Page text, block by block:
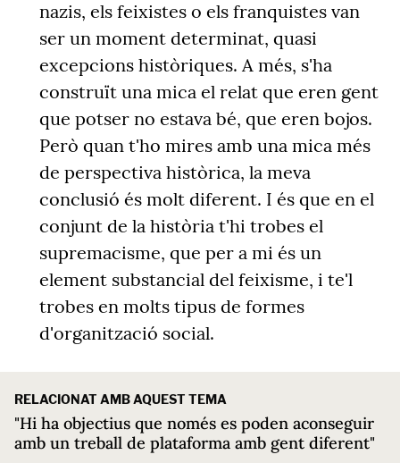
nazis, els feixistes o els franquistes van
ser un moment determinat, quasi
excepcions històriques. A més, s'ha
construït una mica el relat que eren gent
que potser no estava bé, que eren bojos.
Però quan t'ho mires amb una mica més
de perspectiva històrica, la meva
conclusió és molt diferent. I és que en el
conjunt de la història t'hi trobes el
supremacisme, que per a mi és un
element substancial del feixisme, i te'l
trobes en molts tipus de formes
d'organització social.
RELACIONAT AMB AQUEST TEMA
"Hi ha objectius que només es poden aconseguir
amb un treball de plataforma amb gent diferent"